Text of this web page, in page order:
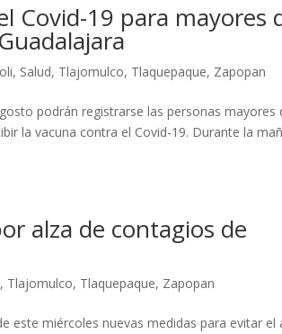
Covid-19 para mayores
, Salud, Tlajomulco, Tlaquepaque, Zapopan
podrán registrarse las personas mayores
la vacuna contra el Covid-19. Durante la
alza de contagios de
, Tlajomulco, Tlaquepaque, Zapopan
este miércoles nuevas medidas para evitar el